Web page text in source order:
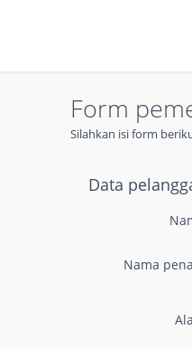
Form
Silahkan isi form
Data
Nama